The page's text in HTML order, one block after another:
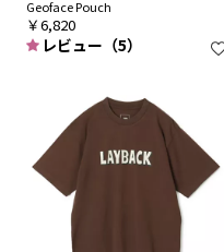
Geoface Pouch
￥6,820
レビュー（5）